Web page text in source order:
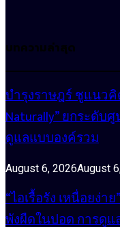
บทความล่าสุด
บำรุงราษฎร์ ชูแนวคิ
Naturally” ยกระดับ
ดูแลแบบองค์รวม
August 6, 2026August
“ไอเรื้อรัง เหนื่อยง่
พังผืดในปอด การดู